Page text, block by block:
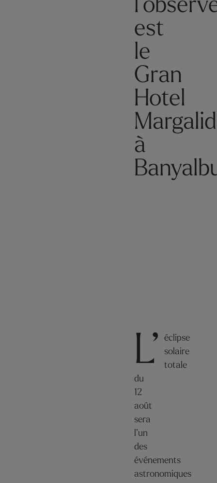
est
le
Gran
Hotel
à
L’
éclipse
solaire
totale
du
12
août
sera
l’un
des
événements
astronomiques